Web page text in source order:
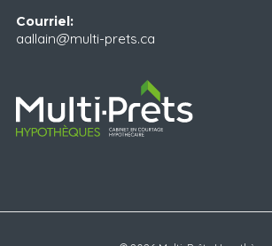
Courriel:
aallain@multi-prets.ca